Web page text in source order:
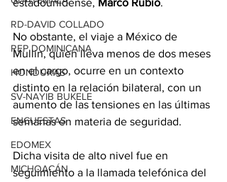
RD-DAVID COLLADO
REP DOMINICANA
HONDURAS
SV-NAYIB BUKELE
ENCUESTAS
EDOMEX
MICHOACÁN
estadounidense, Marco Rubio.
No obstante, el viaje a México de
Mullin, quien lleva menos de dos meses
en el cargo, ocurre en un contexto
distinto en la relación bilateral, con un
aumento de las tensiones en las últimas
semanas en materia de seguridad.
Dicha visita de alto nivel fue en
seguimiento a la llamada telefónica del